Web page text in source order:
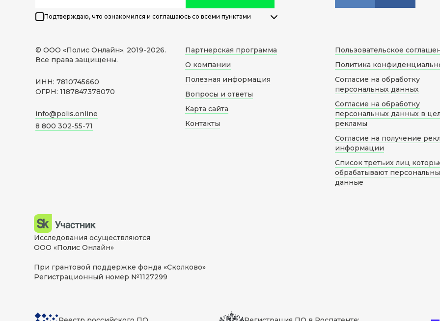
Подтверждаю, что ознакомился и соглашаюсь со всеми пунктами
© ООО «Полис Онлайн», 2019-2026.
Все права защищены.
ИНН: 7810745660
ОГРН: 1187847378070
info@polis.online
8 800 302-55-71
Партнерская программа
О компании
Полезная информация
Вопросы и ответы
Карта сайта
Контакты
Пользовательское
Политика
Согласие на обработку
персональных данных
Согласие на обработку
персональных данных в
рекламы
Согласие на получение
информации
Список третьих лиц
обрабатывают
данные
Исследования осуществляются
ООО «Полис Онлайн»
При грантовой поддержке фонда «Сколково»
Регистрационный номер №1127299